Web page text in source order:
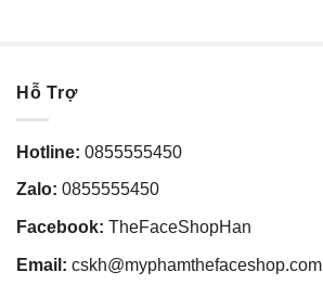
Hỗ Trợ
Hotline: 0855555450
Zalo: 0855555450
Facebook: TheFaceShopHan
Email: cskh@myphamthefaceshop.com